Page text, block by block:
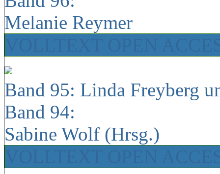
Melanie Reymer
Band 95: Linda Freyberg
Band 94:
Sabine Wolf (Hrsg.)